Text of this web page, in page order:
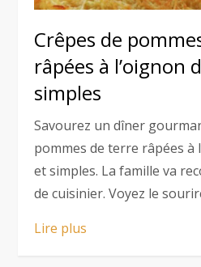
Crêpes de
râpées à l’oignon
simples
Savourez un dîner
pommes de terre râpées à
et simples. La famille va
de cuisinier. Voyez le
Lire plus